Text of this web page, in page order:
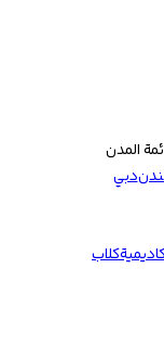
المدن
دبي
کلاب